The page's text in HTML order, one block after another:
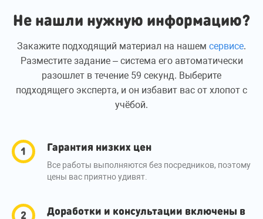
Не нашли нужную информацию?
Закажите подходящий материал на нашем сервисе.
Разместите задание – система его автоматически
разошлет в течение 59 секунд. Выберите
подходящего эксперта, и он избавит вас от хлопот с
учёбой.
Гарантия низких цен
Все работы выполняются без посредников, поэтому
цены вас приятно удивят.
Доработки и консультации включены в